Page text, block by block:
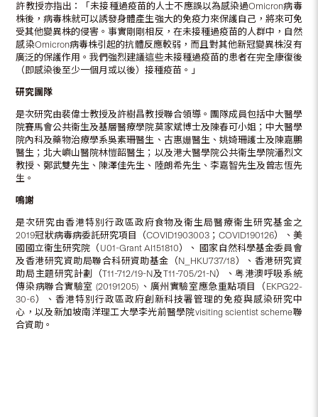
許教授亦指出：「未接種過疫苗的人士不應誤以為感染過Omicron病毒
株後，病毒株就可以誘發身體產生強大的免疫力來保護自己，將來可免
受其他變異株的侵害。事實剛剛相反，在未接種過疫苗的人群中，自然
感染Omicron病毒株引起的抗體反應較弱，而且對其他新冠變異株沒有
廣泛的保護作用。我們強烈建議這些未接種過疫苗的患者在完全康復後
（即感染後至少一個月或以後）接種疫苗。」
研究團隊
是次研究由裴偉士教授及許樹昌教授聯合領導。團隊成員包括中大醫學
院賽馬會公共衞生及基層醫療學院莫家斌博士及陳春可小姐；中大醫學
院內科及藥物治療學系吳素珊醫生、古惠姗醫生、姚婍珊護士及陳嘉鵬
醫生；北大嶼山醫院林愷韶醫生；以及港大醫學院公共衞生學院潘烈文
教授、鄭武雙先生、陳澤佳先生、陸朗希先生、李嘉智先生及曾志恆先
生。
鳴謝
是次研究由香港特別行政區政府食物及衞生局醫療衞生研究基金之
2019冠狀病毒病委託研究項目（COVID1903003；COVID190126）、美
國國立衞生研究院（U01-Grant AI151810）、 國家自然科學基金委員會
及香港研究資助局聯合科研資助基金（N_HKU737/18）、香港研究資
助局主題研究計劃（T11-712/19-N及T11-705/21-N）、粤港澳呼吸系統
傳染病聯合實驗室 (20191205) 、廣州實驗室應急重點項目（EKPG22-
30-6）、香港特別行政區政府創新科技署管理的免疫與感染研究中
心，以及新加坡南洋理工大學李光前醫學院visiting scientist scheme聯
合資助。